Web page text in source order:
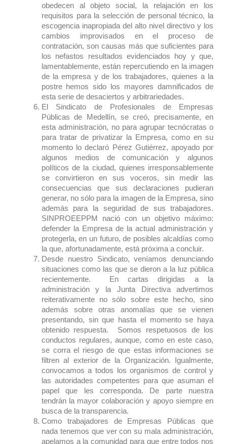
obedecen al objeto social, la relajación en los
requisitos para la selección de personal técnico, la
escogencia inapropiada del alto nivel directivo y los
cambios improvisados en el proceso de
contratación, son causas más que suficientes para
los nefastos resultados evidenciados hoy y que,
lamentablemente, están repercutiendo en la imagen
de la empresa y de los trabajadores, quienes a la
postre hemos sido los mayores damnificados de
esta serie de desaciertos y arbitrariedades.
El Sindicato de Profesionales de Empresas
Públicas de Medellín, se creó, precisamente, en
esta administración, no para agrupar tecnócratas o
para tratar de privatizar la Empresa, como en su
momento lo declaró Pérez Gutiérrez, apoyado por
algunos medios de comunicación y algunos
políticos de la ciudad, quienes irresponsablemente
se convirtieron en sus voceros, sin medir las
consecuencias que sus declaraciones pudieran
generar, no sólo para la imagen de la Empresa, sino
además para la seguridad de sus trabajadores.
SINPROEEPPM nació con un objetivo máximo:
defender la Empresa de la actual administración y
protegerla, en un futuro, de posibles alcaldías como
la que, afortunadamente, está próxima a concluir.
Desde nuestro Sindicato, veníamos denunciando
situaciones como las que se dieron a la luz pública
recientemente. En cartas dirigidas a la
administración y la Junta Directiva advertimos
reiterativamente no sólo sobre este hecho, sino
además sobre otras anomalías que se vienen
presentando, sin que hasta el momento se haya
obtenido respuesta. Somos respetuosos de los
conductos regulares, aunque, como en este caso,
se corra el riesgo de que estas informaciones se
filtren al exterior de la Organización. Igualmente,
convocamos a todos los organismos de control y
las autoridades competentes para que asuman el
papel que les corresponda. De parte nuestra
tendrán la mayor colaboración y apoyo siempre en
busca de la transparencia.
Como trabajadores de Empresas Públicas que
nada tenemos que ver con su mala administración,
apelamos a la comunidad para que entre todos nos